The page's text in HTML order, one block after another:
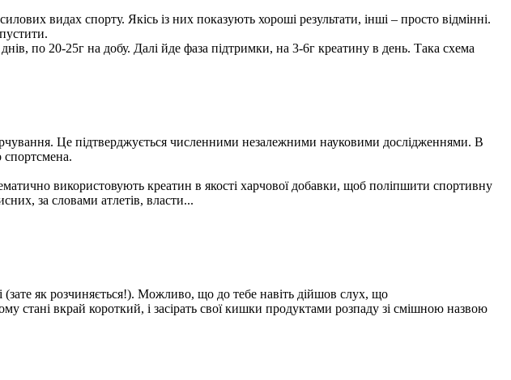
видах спорту. Якісь із них показують хороші результати, інші – просто відмінні.
по 20-25г на добу. Далі йде фаза підтримки, на 3-6г креатину в день. Така схема
Це підтверджується численними незалежними науковими дослідженнями. В
спортсмена.
використовують креатин в якості харчової добавки, щоб поліпшити спортивну
за словами атлетів, власти...
(зате як розчиняється!). Можливо, що до тебе навіть дійшов слух, що
стані вкрай короткий, і засірать свої кишки продуктами розпаду зі смішною назвою